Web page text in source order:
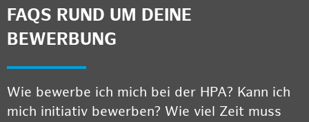
FAQS RUND UM DEINE
BEWERBUNG
Wie bewerbe ich mich bei der HPA? Kann ich
mich initiativ bewerben? Wie viel Zeit muss